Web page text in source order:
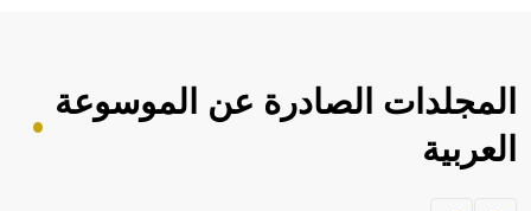
المجلدات الصادرة عن الموسوعة
العربية